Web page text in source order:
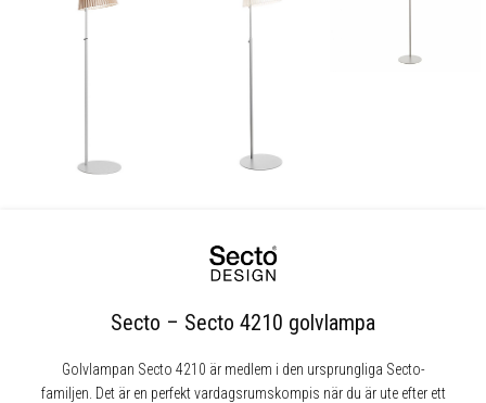
Secto – Secto 4210 golvlampa
Golvlampan Secto 4210 är medlem i den ursprungliga Secto-
familjen. Det är en perfekt vardagsrumskompis när du är ute efter ett